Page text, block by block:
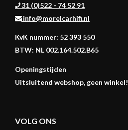
31 (0)522 - 74 52 91
info@morelcarhifi.nl
KvK nummer: 52 393 550
BTW: NL 002.164.502.B65
Openingstijden
Uitsluitend webshop, geen winkel!
VOLG ONS